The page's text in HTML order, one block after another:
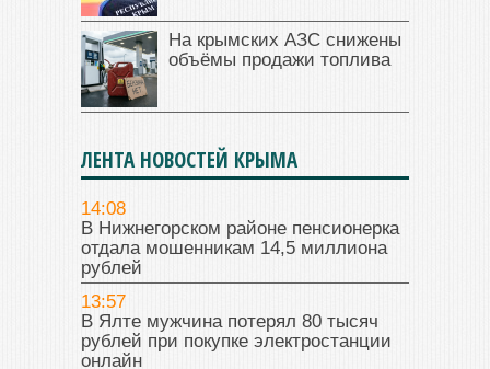
На крымских АЗС снижены
объёмы продажи топлива
ЛЕНТА НОВОСТЕЙ КРЫМА
14:08
В Нижнегорском районе пенсионерка
отдала мошенникам 14,5 миллиона
рублей
13:57
В Ялте мужчина потерял 80 тысяч
рублей при покупке электростанции
онлайн